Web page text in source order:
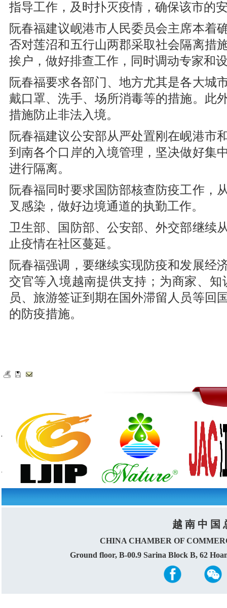
指导工作，及时扑灭疫情，确保该市的
阮春福建议岘港市人民委员会主席本着
否对莲沼和五行山两郡采取社会隔离措
挨户，做好排查工作，同时调动专家和
阮春福要求各部门、地方尤其是各大城
戴口罩、洗手、场所消毒等的措施。此
措施防止非法入境。
阮春福建议公安部从严处置刚在岘港市
到南各个口岸的入境管理，坚决做好集
进行隔离。
阮春福同时要求国防部核查防疫工作，
叉感染，做好边境通道的执勤工作。
卫生部、国防部、公安部、外交部继续
止疫情在社区蔓延。
阮春福强调，要继续实现防疫和发展经
交官等入境越南提供支持；为商家、
员、旅游签证到期在国外滞留人员等回
的防疫措施。
越 南 中 国
CHINA CHAMBER OF
Ground floor, B-00.9 Sarina Block B, 62